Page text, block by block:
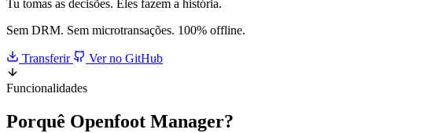
Tu tomas as decisões. Eles fazem a história.
Sem DRM. Sem microtransações. 100% offline.
Transferir Ver no GitHub
Funcionalidades
Porquê Openfoot Manager?